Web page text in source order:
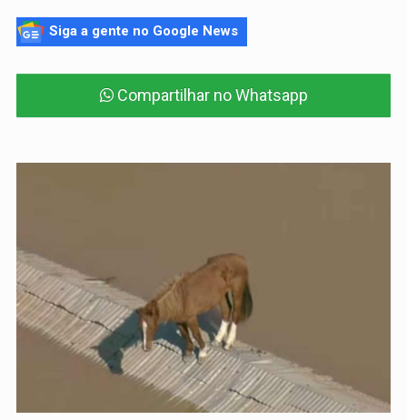
Siga a gente no Google News
Compartilhar no Whatsapp